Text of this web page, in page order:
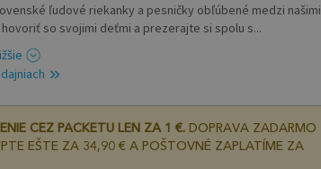
ľudové riekanky a pesničky obľúbené medzi našimi
so svojimi deťmi a prezerajte si spolu s...
CEZ PACKETU LEN ZA 1 €.DOPRAVA ZADARMO
EŠTE ZA 34,90 € A POŠTOVNÉ ZAPLATÍME ZA